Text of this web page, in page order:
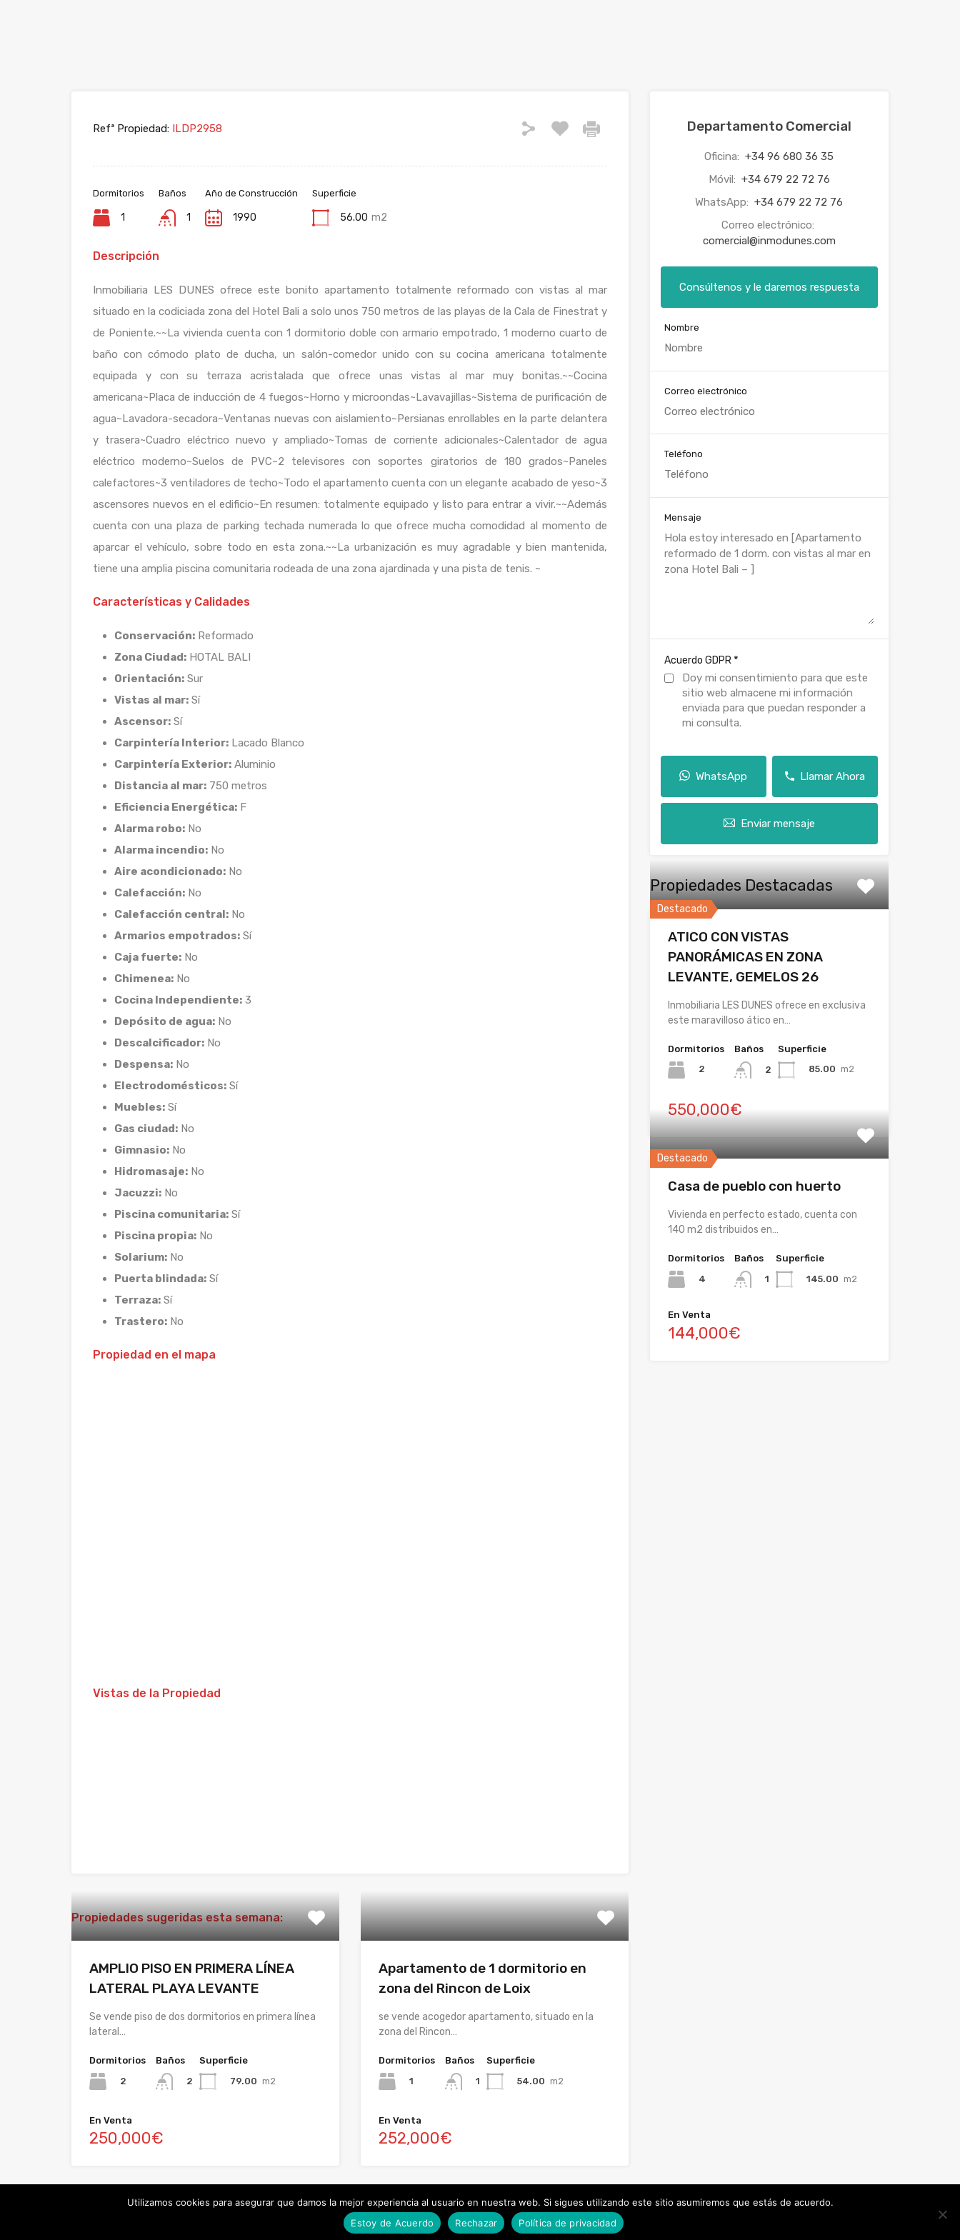
Refª Propiedad: ILDP2958
Dormitorios
1
Baños
1
Año de Construcción
1990
Superficie
56.00 m2
Descripción
Inmobiliaria LES DUNES ofrece este bonito apartamento totalmente reformado con vistas al mar
situado en la codiciada zona del Hotel Bali a solo unos 750 metros de las playas de la Cala de Finestrat y
de Poniente.~~La vivienda cuenta con 1 dormitorio doble con armario empotrado, 1 moderno cuarto de
baño con cómodo plato de ducha, un salón-comedor unido con su cocina americana totalmente
equipada y con su terraza acristalada que ofrece unas vistas al mar muy bonitas.~~Cocina
americana~Placa de inducción de 4 fuegos~Horno y microondas~Lavavajillas~Sistema de purificación de
agua~Lavadora-secadora~Ventanas nuevas con aislamiento~Persianas enrollables en la parte delantera
y trasera~Cuadro eléctrico nuevo y ampliado~Tomas de corriente adicionales~Calentador de agua
eléctrico moderno~Suelos de PVC~2 televisores con soportes giratorios de 180 grados~Paneles
calefactores~3 ventiladores de techo~Todo el apartamento cuenta con un elegante acabado de yeso~3
ascensores nuevos en el edificio~En resumen: totalmente equipado y listo para entrar a vivir.~~Además
cuenta con una plaza de parking techada numerada lo que ofrece mucha comodidad al momento de
aparcar el vehículo, sobre todo en esta zona.~~La urbanización es muy agradable y bien mantenida,
tiene una amplia piscina comunitaria rodeada de una zona ajardinada y una pista de tenis. ~
Características y Calidades
Conservación: Reformado
Zona Ciudad: HOTAL BALI
Orientación: Sur
Vistas al mar: Sí
Ascensor: Sí
Carpintería Interior: Lacado Blanco
Carpintería Exterior: Aluminio
Distancia al mar: 750 metros
Eficiencia Energética: F
Alarma robo: No
Alarma incendio: No
Aire acondicionado: No
Calefacción: No
Calefacción central: No
Armarios empotrados: Sí
Caja fuerte: No
Chimenea: No
Cocina Independiente: 3
Depósito de agua: No
Descalcificador: No
Despensa: No
Electrodomésticos: Sí
Muebles: Sí
Gas ciudad: No
Gimnasio: No
Hidromasaje: No
Jacuzzi: No
Piscina comunitaria: Sí
Piscina propia: No
Solarium: No
Puerta blindada: Sí
Terraza: Sí
Trastero: No
Propiedad en el mapa
Vistas de la Propiedad
Propiedades sugeridas esta semana:
AMPLIO PISO EN PRIMERA LÍNEA
LATERAL PLAYA LEVANTE
Se vende piso de dos dormitorios en primera línea
lateral…
Dormitorios
2
Baños
2
Superficie
79.00 m2
En Venta
250,000€
Apartamento de 1 dormitorio en
zona del Rincon de Loix
se vende acogedor apartamento, situado en la
zona del Rincon…
Dormitorios
1
Baños
1
Superficie
54.00 m2
En Venta
252,000€
Departamento Comercial
Oficina: +34 96 680 36 35
Móvil: +34 679 22 72 76
WhatsApp: +34 679 22 72 76
Correo electrónico:
comercial@inmodunes.com
Consúltenos y le daremos respuesta
Nombre
Correo electrónico
Teléfono
Mensaje
Acuerdo GDPR *
Doy mi consentimiento para que este
sitio web almacene mi información
enviada para que puedan responder a
mi consulta.
WhatsApp Llamar Ahora
Enviar mensaje
Propiedades Destacadas
Destacado
ATICO CON VISTAS
PANORÁMICAS EN ZONA
LEVANTE, GEMELOS 26
Inmobiliaria LES DUNES ofrece en exclusiva
este maravilloso ático en…
Dormitorios
2
Baños
2
Superficie
85.00 m2
550,000€
Destacado
Casa de pueblo con huerto
Vivienda en perfecto estado, cuenta con
140 m2 distribuidos en…
Dormitorios
4
Baños
1
Superficie
145.00 m2
En Venta
144,000€
Utilizamos cookies para asegurar que damos la mejor experiencia al usuario en nuestra web. Si sigues utilizando este sitio asumiremos que estás de acuerdo.
Estoy de Acuerdo
Rechazar Política de privacidad